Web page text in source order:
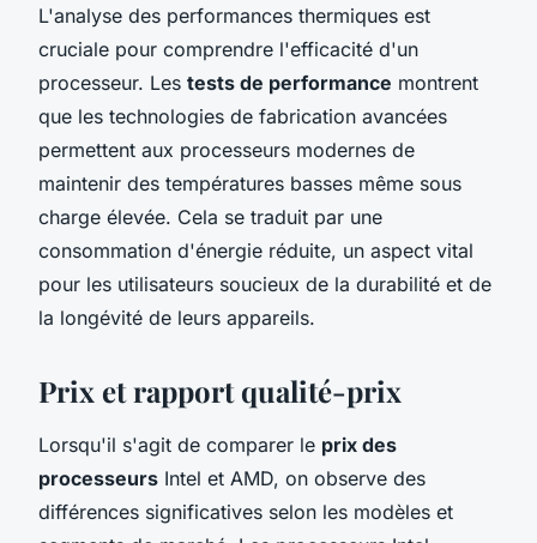
L'analyse des performances thermiques est
cruciale pour comprendre l'efficacité d'un
processeur. Les tests de performance montrent
que les technologies de fabrication avancées
permettent aux processeurs modernes de
maintenir des températures basses même sous
charge élevée. Cela se traduit par une
consommation d'énergie réduite, un aspect vital
pour les utilisateurs soucieux de la durabilité et de
la longévité de leurs appareils.
Prix et rapport qualité-prix
Lorsqu'il s'agit de comparer le prix des
processeurs Intel et AMD, on observe des
différences significatives selon les modèles et